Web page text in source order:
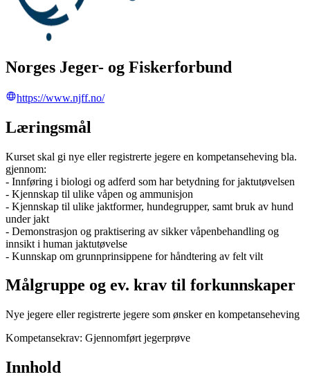
Norges Jeger- og Fiskerforbund
https://www.njff.no/
Læringsmål
Kurset skal gi nye eller registrerte jegere en kompetanseheving bla.
gjennom:
- Innføring i biologi og adferd som har betydning for jaktutøvelsen
- Kjennskap til ulike våpen og ammunisjon
- Kjennskap til ulike jaktformer, hundegrupper, samt bruk av hund
under jakt
- Demonstrasjon og praktisering av sikker våpenbehandling og
innsikt i human jaktutøvelse
- Kunnskap om grunnprinsippene for håndtering av felt vilt
Målgruppe og ev. krav til forkunnskaper
Nye jegere eller registrerte jegere som ønsker en kompetanseheving
Kompetansekrav: Gjennomført jegerprøve
Innhold